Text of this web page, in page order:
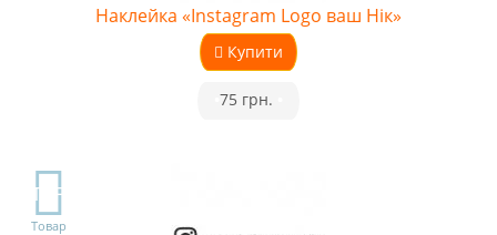
Наклейка «Instagram Logo ваш Нік»
Купити
75 грн.
TOP
Товар